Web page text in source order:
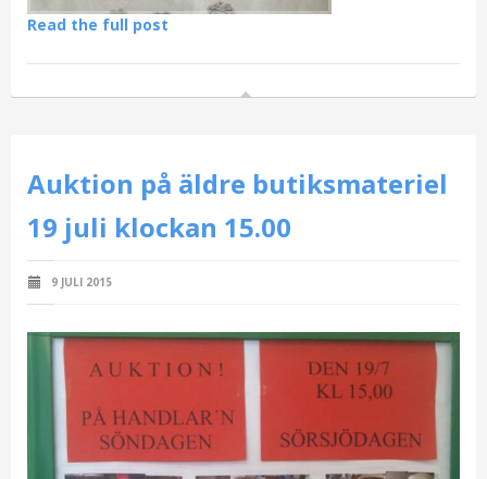
Read the full post
Auktion på äldre butiksmateriel
19 juli klockan 15.00
9 JULI 2015